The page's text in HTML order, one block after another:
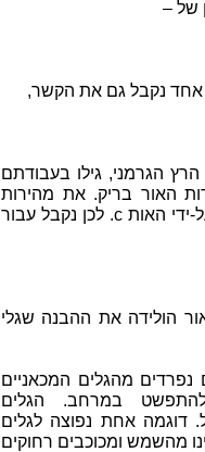
אחד נקבל גם את הקשר,
הגרמני, גילו בעבודתם
האור בריק. את מהירות
ק"מ בשנייה בקירוב, נסמן על-ידי האות c. לכן נקבל עבור
הולידה את ההבנה שגלי
נפרדים מהגלים המכאניים
במרחב. הגלים
דוגמה אחת נפוצה לגלים
מהשמש ומכוכבים רחוקים